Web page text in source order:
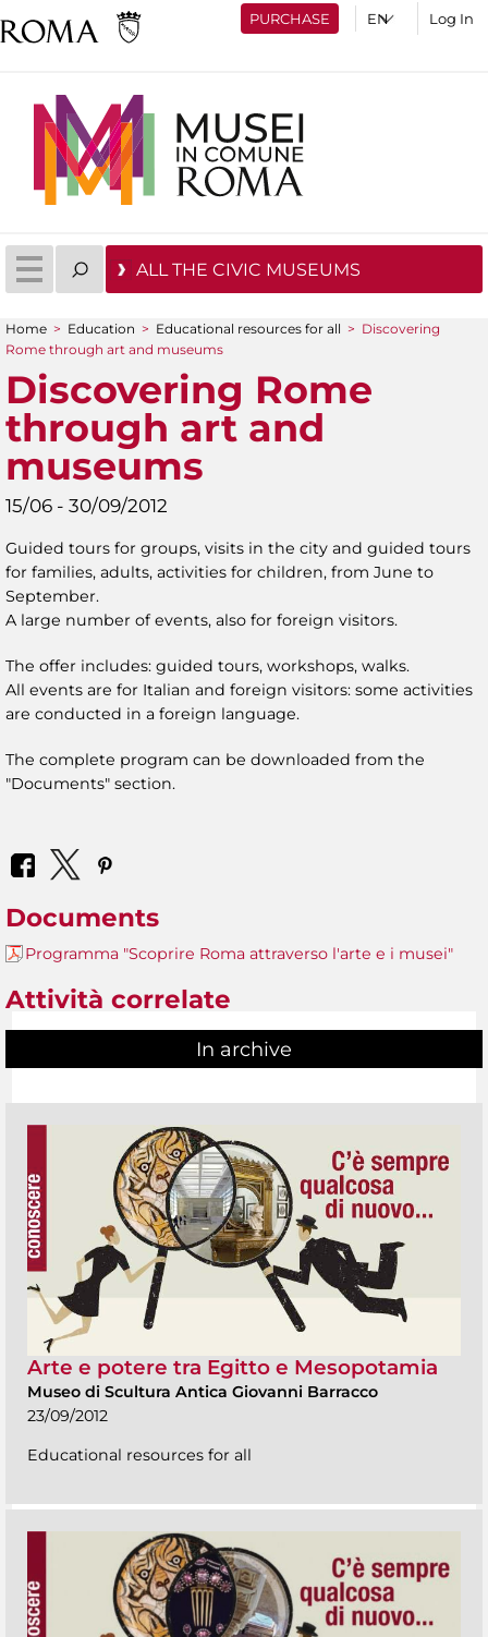
PURCHASE Log In
ALL THE CIVIC MUSEUMS
You are here
Home > Education > Educational resources for all > Discovering
Rome through art and museums
Discovering Rome
through art and
museums
15/06 - 30/09/2012
Guided tours for groups, visits in the city and guided tours
for families, adults, activities for children, from June to
September.
A large number of events, also for foreign visitors.
The offer includes: guided tours, workshops, walks.
All events are for Italian and foreign visitors: some activities
are conducted in a foreign language.
The complete program can be downloaded from the
"Documents" section.
Documents
Programma "Scoprire Roma attraverso l'arte e i musei"
Attività correlate
In archive
Arte e potere tra Egitto e Mesopotamia
Museo di Scultura Antica Giovanni Barracco
23/09/2012
Educational resources for all